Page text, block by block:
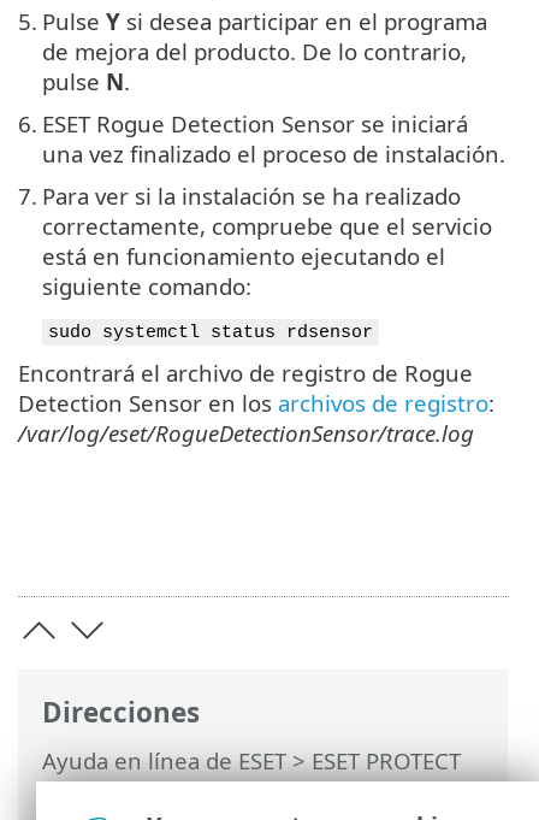
Direcciones
Ayuda en línea de ESET>ESET PROTECT
On-Prem>Instalar>Instalación de
5. Pulse Y si desea participar en el programa
de mejora del producto. De lo contrario,
pulse N.
6. ESET Rogue Detection Sensor se iniciará
una vez finalizado el proceso de instalación.
7. Para ver si la instalación se ha realizado
correctamente, compruebe que el servicio
está en funcionamiento ejecutando el
siguiente comando:
sudo systemctl status rdsensor
Encontrará el archivo de registro de Rogue
Detection Sensor en los archivos de registro:
/var/log/eset/RogueDetectionSensor/trace.log